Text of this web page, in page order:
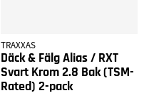
TRAXXAS
Däck & Fälg Alias / RXT
Svart Krom 2.8 Bak (TSM-
Rated) 2-pack